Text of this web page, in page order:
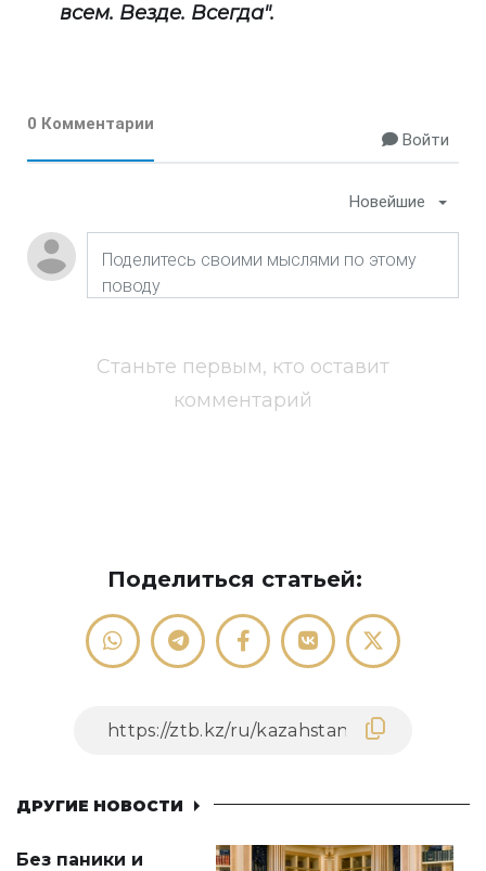
всем. Везде. Всегда".
0 Комментарии
Войти
Новейшие
Станьте первым, кто оставит
комментарий
Поделиться статьей:
ДРУГИЕ НОВОСТИ
Без паники и